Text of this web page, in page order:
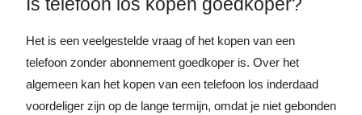
Het is een veelgestelde vraag of het kopen van een
telefoon zonder abonnement goedkoper is. Over het
algemeen kan het kopen van een telefoon los inderdaad
voordeliger zijn op de lange termijn, omdat je niet gebonden